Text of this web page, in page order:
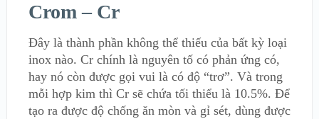
Crom – Cr
Đây là thành phần không thể thiếu của bất kỳ loại
inox nào. Cr chính là nguyên tố có phản ứng có,
hay nó còn được gọi vui là có độ “trơ”. Và trong
mỗi hợp kim thì Cr sẽ chứa tối thiểu là 10.5%. Để
tạo ra được độ chống ăn mòn và gỉ sét, dùng được